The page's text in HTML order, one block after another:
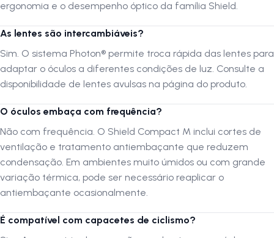
Lente Multi Red — contraste e proteção solar
luminosidade, oferecendomaior contraste e percepção de
profundidadeem ambientes abertos e ensolarados. Sua tonalidade
vermelha espelhada realça a distinção entre tons de verde e marrom,
otimizando a leitura do terreno e melhorando o tempo de reação
durante o pedal. Além disso, o tratamento ópticoPhoton®bloqueia
100% dos raios UV e reduz significativamente a entrada de luz azul
danosa, proporcionando conforto visual duradouro e menor fadiga
ocular.
Design compacto e aerodinâmico
Com estruturaCompact Fite curvatura de base 7, o Shield Compact
cobertura dos olhos. O formato da lente aumenta o campo de visão e
ergonomia e o desempenho óptico da família Shield.
As lentes são intercambiáveis?
Sim. O sistema Photon® permite troca rápida das lentes para
adaptar o óculos a diferentes condições de luz. Consulte a
disponibilidade de lentes avulsas na página do produto.
O óculos embaça com frequência?
Não com frequência. O Shield Compact M inclui cortes de
ventilação e tratamento antiembaçante que reduzem
condensação. Em ambientes muito úmidos ou com grande
variação térmica, pode ser necessário reaplicar o
antiembaçante ocasionalmente.
É compatível com capacetes de ciclismo?